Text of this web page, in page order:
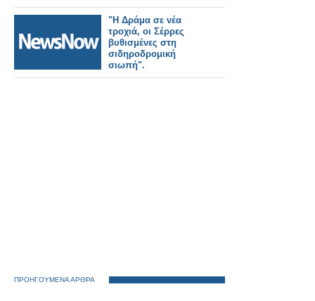
"Η Δράμα σε νέα
τροχιά, οι Σέρρες
βυθισμένες στη
σιδηροδρομική
σιωπή".
ΠΡΟΗΓΟΥΜΕΝΑ ΑΡΘΡΑ